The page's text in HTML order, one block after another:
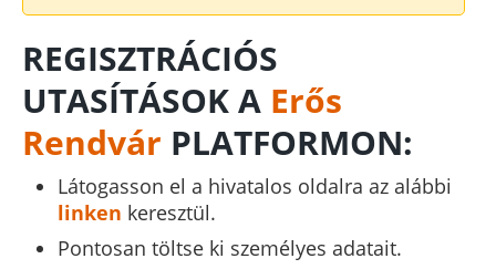
REGISZTRÁCIÓS
UTASÍTÁSOK A Erős
Rendvár PLATFORMON:
Látogasson el a hivatalos oldalra az alábbi
linken keresztül.
Pontosan töltse ki személyes adatait.